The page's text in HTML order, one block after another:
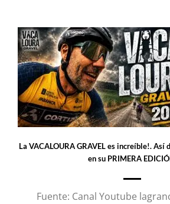
La VACALOURA GRAVEL es increíble!.
en su PRIMERA
Fuente: Canal Youtube